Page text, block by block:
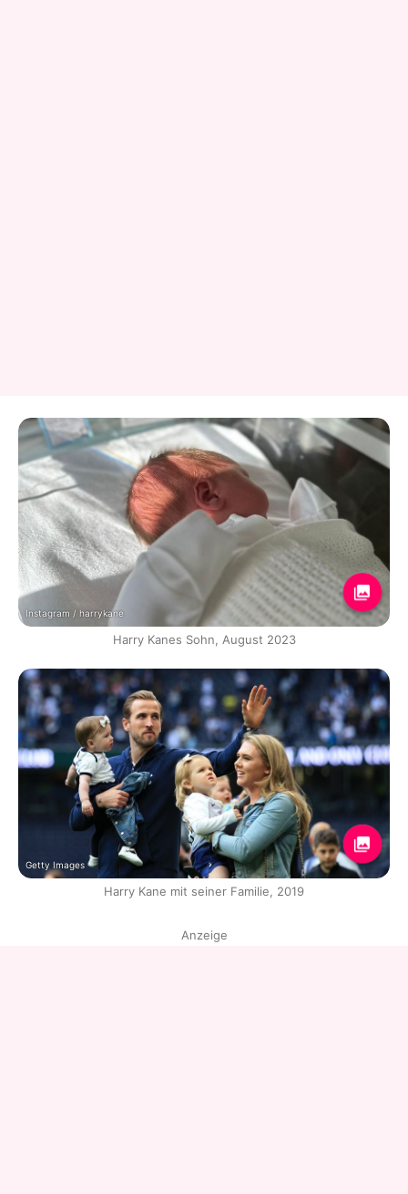
Instagram / harrykane
Harry Kanes Sohn, August 2023
Getty Images
Harry Kane mit seiner Familie, 2019
Anzeige